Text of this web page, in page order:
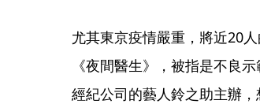
尤其東京疫情嚴重，將近20
《夜間醫生》，被指是不良
經紀公司的藝人鈴之助主辦，